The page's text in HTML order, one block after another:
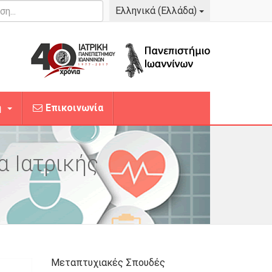
Ελληνικά (Ελλάδα)
Επικοινωνία
Ιατρικής
Μεταπτυχιακές Σπουδές